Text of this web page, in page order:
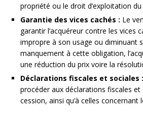
propriété ou le droit d’exploitation
Garantie des vices cachés : Le
garantir l’acquéreur contre les vices
impropre à son usage ou diminuant
manquement à cette obligation,
une réduction du prix voire la
Déclarations fiscales et sociales :
procéder aux déclarations fiscales et
cession, ainsi qu’à celles concernant